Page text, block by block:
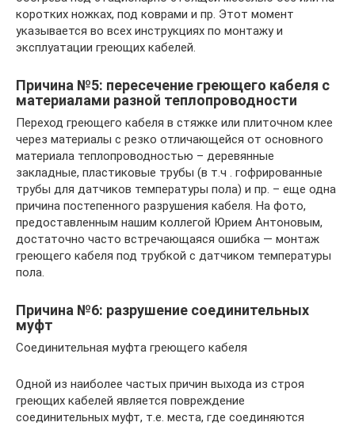
коротких ножках, под коврами и пр. Этот момент
указывается во всех инструкциях по монтажу и
эксплуатации греющих кабелей.
Причина №5: пересечение греющего кабеля с
материалами разной теплопроводности
Переход греющего кабеля в стяжке или плиточном клее
через материалы с резко отличающейся от основного
материала теплопроводностью – деревянные
закладные, пластиковые трубы (в т.ч . гофрированные
трубы для датчиков температуры пола) и пр. – еще одна
причина постепенного разрушения кабеля. На фото,
предоставленным нашим коллегой Юрием Антоновым,
достаточно часто встречающаяся ошибка — монтаж
греющего кабеля под трубкой с датчиком температуры
пола.
Причина №6: разрушение соединительных
муфт
Соединительная муфта греющего кабеля
Одной из наиболее частых причин выхода из строя
греющих кабелей является повреждение
соединительных муфт, т.е. места, где соединяются